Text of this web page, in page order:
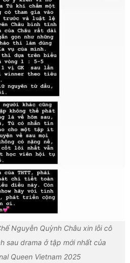
Nguyễn Quỳnh Châu xin lỗi cô
sau drama ở tập mới nhất của
Queen Vietnam 2025